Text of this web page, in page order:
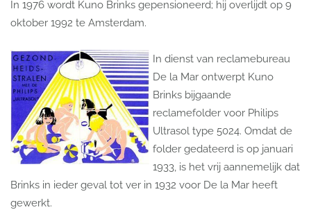
In 1976 wordt Kuno Brinks gepensioneerd; hij overlijdt op 9
oktober 1992 te Amsterdam.
In dienst van reclamebureau
De la Mar ontwerpt Kuno
Brinks bijgaande
reclamefolder voor Philips
Ultrasol type 5024. Omdat de
folder gedateerd is op januari
1933, is het vrij aannemelijk dat
Brinks in ieder geval tot ver in 1932 voor De la Mar heeft
gewerkt.